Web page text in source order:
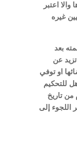
اعتبر
غيره
بعد
عن
او توفي
للتحكيم
من تاريخ
اللجوء إلى